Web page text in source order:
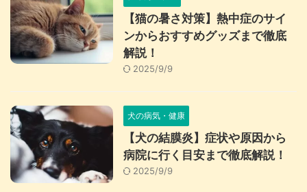
【猫の暑さ対策】熱中症のサイ
ンからおすすめグッズまで徹底
解説！
2025/9/9
犬の病気・健康
【犬の結膜炎】症状や原因から
病院に行く目安まで徹底解説！
2025/9/9